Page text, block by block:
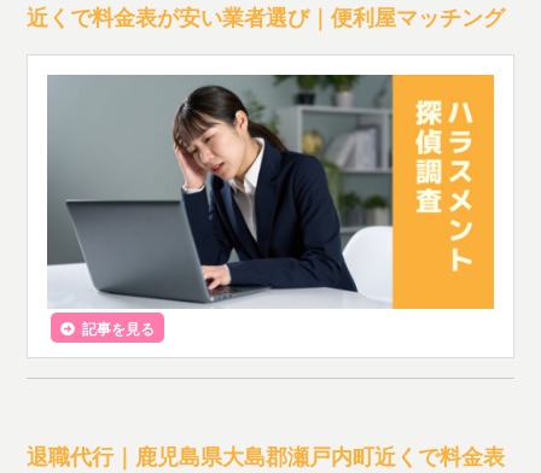
近くで料金表が安い業者選び｜便利屋マッチング
記事を見る
退職代行｜鹿児島県大島郡瀬戸内町近くで料金表